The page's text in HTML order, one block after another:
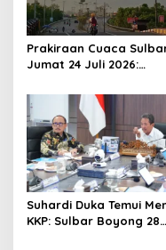
Prakiraan Cuaca
Jumat 24 Juli 2026:
Daerah Pesisir Cerah
Suhardi Duka Temui
KKP: Sulbar Boyong 28